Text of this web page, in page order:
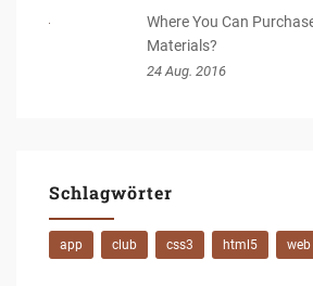
Where You Can
Materials?
24 Aug. 2016
Schlagwörter
app club css3 html5